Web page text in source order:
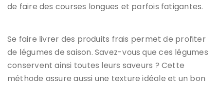
de faire des courses longues et parfois fatigantes.
Se faire livrer des produits frais permet de profiter
de légumes de saison. Savez-vous que ces légumes
conservent ainsi toutes leurs saveurs ? Cette
méthode assure aussi une texture idéale et un bon